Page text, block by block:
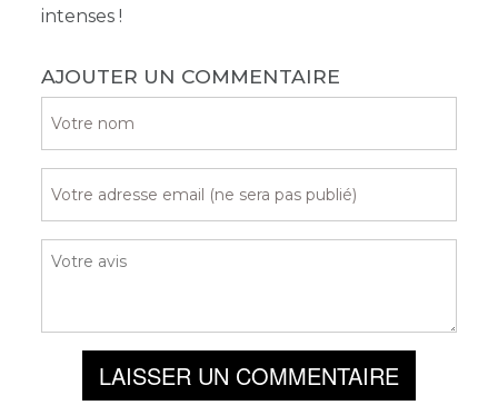
intenses !
AJOUTER UN COMMENTAIRE
LAISSER UN COMMENTAIRE